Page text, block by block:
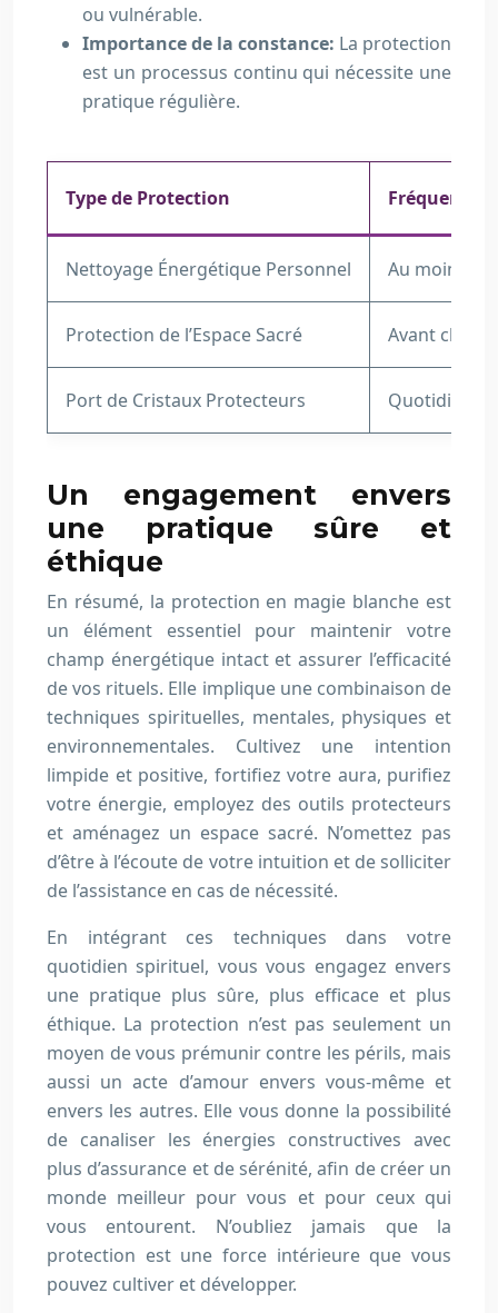
ou vulnérable.
Importance de la constance: La protection
est un processus continu qui nécessite une
pratique régulière.
Type de Protection Fréquence
Nettoyage Énergétique Personnel Au moins
Protection de l’Espace Sacré Avant
Port de Cristaux Protecteurs
Un engagement envers
une pratique sûre et
éthique
En résumé, la protection en magie blanche est
un élément essentiel pour maintenir votre
champ énergétique intact et assurer l’efficacité
de vos rituels. Elle implique une combinaison de
techniques spirituelles, mentales, physiques et
environnementales. Cultivez une intention
limpide et positive, fortifiez votre aura, purifiez
votre énergie, employez des outils protecteurs
et aménagez un espace sacré. N’omettez pas
d’être à l’écoute de votre intuition et de solliciter
de l’assistance en cas de nécessité.
En intégrant ces techniques dans votre
quotidien spirituel, vous vous engagez envers
une pratique plus sûre, plus efficace et plus
éthique. La protection n’est pas seulement un
moyen de vous prémunir contre les périls, mais
aussi un acte d’amour envers vous-même et
envers les autres. Elle vous donne la possibilité
de canaliser les énergies constructives avec
plus d’assurance et de sérénité, afin de créer un
monde meilleur pour vous et pour ceux qui
vous entourent. N’oubliez jamais que la
protection est une force intérieure que vous
pouvez cultiver et développer.